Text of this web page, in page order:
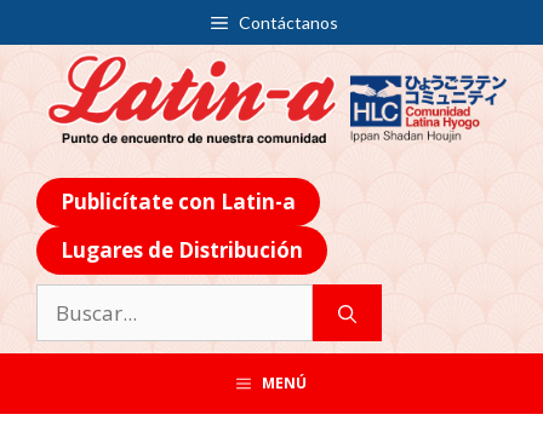
Contáctanos
Publicítate con Latin-a
Lugares de Distribución
MENÚ